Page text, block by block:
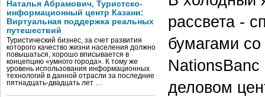
Наталья Абрамович, Туристско-
информационный центр Казани:
Виртуальная поддержка реальных
путешествий
Туристический бизнес, за счет развития
которого качество жизни населения должно
повышаться, хорошо вписывается в
концепцию «умного города». К тому же
уровень использования информационных
технологий в данной отрасли за последние
пятнадцать-двадцать лет …
рассвета -
бумагами
NationsBanc
деловом